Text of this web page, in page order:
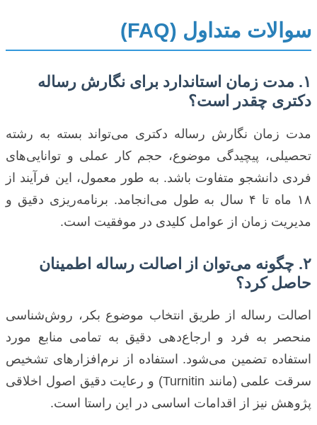
سوالات متداول (FAQ)
۱. مدت زمان استاندارد برای نگارش رساله
دکتری چقدر است؟
مدت زمان نگارش رساله دکتری می‌تواند بسته به رشته
تحصیلی، پیچیدگی موضوع، حجم کار عملی و توانایی‌های
فردی دانشجو متفاوت باشد. به طور معمول، این فرآیند از
۱۸ ماه تا ۴ سال به طول می‌انجامد. برنامه‌ریزی دقیق و
مدیریت زمان از عوامل کلیدی در موفقیت است.
۲. چگونه می‌توان از اصالت رساله اطمینان
حاصل کرد؟
اصالت رساله از طریق انتخاب موضوع بکر، روش‌شناسی
منحصر به فرد و ارجاع‌دهی دقیق به تمامی منابع مورد
استفاده تضمین می‌شود. استفاده از نرم‌افزارهای تشخیص
سرقت علمی (مانند Turnitin) و رعایت دقیق اصول اخلاقی
پژوهش نیز از اقدامات اساسی در این راستا است.